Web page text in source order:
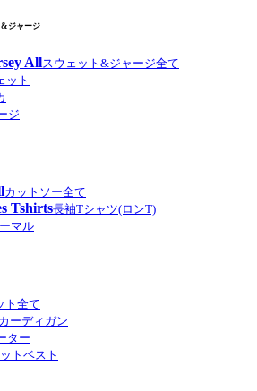
ジャージ
Allスウェット&ジャージ全て
ット
ジ
カットソー全て
Tshirts長袖Tシャツ(ロンT)
マル
ト全て
カーディガン
ター
トベスト